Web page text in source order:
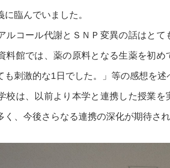
臨んでいました。
コール代謝とＳＮＰ変異の話はと
料館では、薬の原料となる生薬を初
刺激的な1日でした。」等の感想を述
は、以前より本学と連携した授業
、今後さらなる連携の深化が期待され